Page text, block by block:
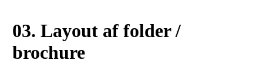
03. Layout af folder /
brochure